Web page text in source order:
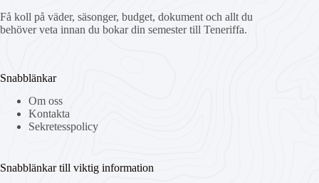
Få koll på väder, säsonger, budget, dokument och allt du
behöver veta innan du bokar din semester till Teneriffa.
Snabblänkar
Om oss
Kontakta
Sekretesspolicy
Snabblänkar till viktig information